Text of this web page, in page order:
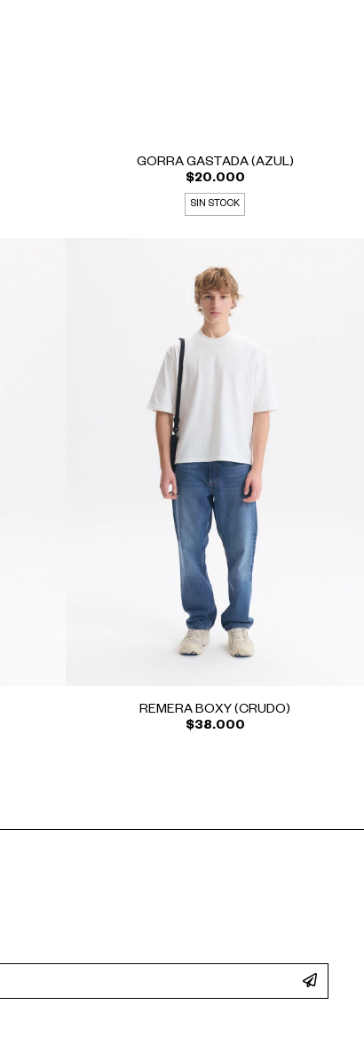
GORRA GASTADA (AZUL)
$20.000
SIN STOCK
REMERA BOXY (CRUDO)
$38.000